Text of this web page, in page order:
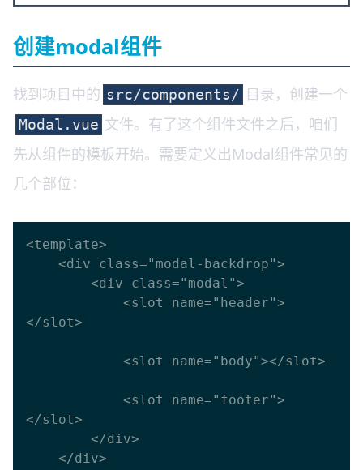
创建modal组件
找到项目中的 src/components/ 目录，创建一个
Modal.vue 文件。有了这个组件文件之后，咱们
先从组件的模板开始。需要定义出Modal组件常见的
几个部位：
<template>
</slot>
</slot>